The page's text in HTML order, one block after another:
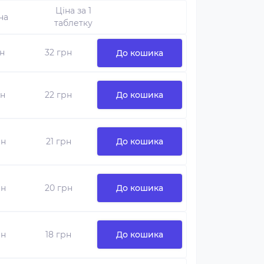
Ціна за 1
таблетку
32 грн До кошика
22 грн До кошика
21 грн До кошика
20 грн До кошика
18 грн До кошика